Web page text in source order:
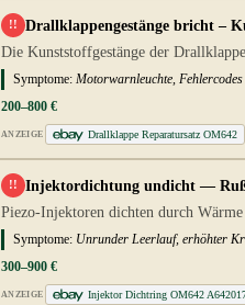
!! Drallklappengestänge bricht –
Die Kunststoffgestänge der
Symptome: Motorwarnleuchte,
200–800 €
ANZEIGE Drallklappe Reparatursatz OM642
!! Injektordichtung undicht —
Piezo-Injektoren dichten durch
Symptome: Unrunder Leerlauf, erhöhter
300–900 €
ANZEIGE Injektor Dichtring OM642